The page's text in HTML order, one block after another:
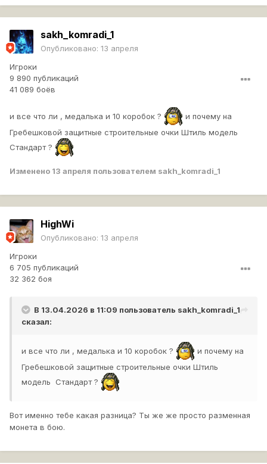
sakh_komradi_1
Опубликовано: 13 апреля
Игроки
9 890 публикаций
41 089 боёв
и все что ли , медалька и 10 коробок ?
и почему на
Гребешковой защитные строительные очки Штиль модель
Стандарт ?
Изменено 13 апреля пользователем sakh_komradi_1
HighWi
Опубликовано: 13 апреля
Игроки
6 705 публикаций
32 362 боя
В 13.04.2026 в 11:09 пользователь sakh_komradi_1
сказал:
и все что ли , медалька и 10 коробок ?
и почему на
Гребешковой защитные строительные очки Штиль
модель Стандарт ?
Вот именно тебе какая разница? Ты же же просто разменная
монета в бою.